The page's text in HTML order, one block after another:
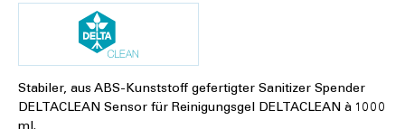
Stabiler, aus ABS-Kunststoff gefertigter Sanitizer Spender
DELTACLEAN Sensor für Reinigungsgel DELTACLEAN à 1000